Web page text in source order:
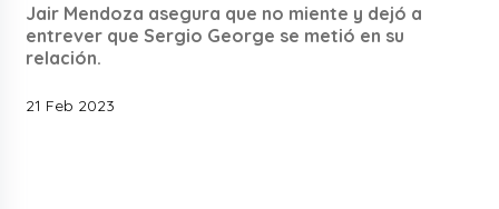
Jair Mendoza asegura que no miente y dejó a
entrever que Sergio George se metió en su
relación.
21 Feb 2023